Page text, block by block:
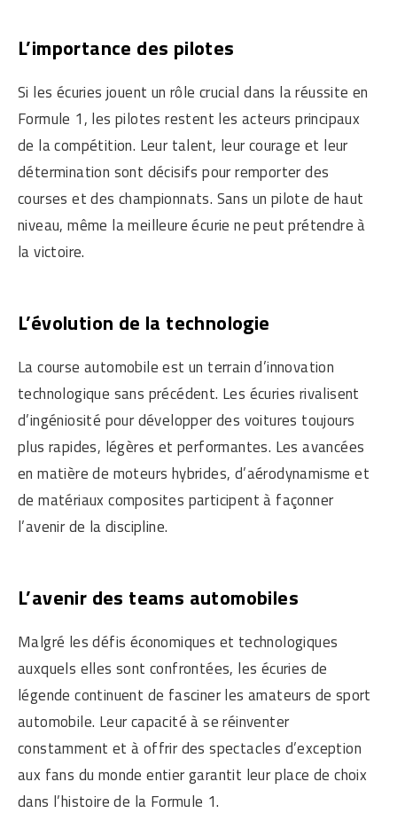
L’importance des pilotes
Si les écuries jouent un rôle crucial dans la réussite en
Formule 1, les pilotes restent les acteurs principaux
de la compétition. Leur talent, leur courage et leur
détermination sont décisifs pour remporter des
courses et des championnats. Sans un pilote de haut
niveau, même la meilleure écurie ne peut prétendre à
la victoire.
L’évolution de la technologie
La course automobile est un terrain d’innovation
technologique sans précédent. Les écuries rivalisent
d’ingéniosité pour développer des voitures toujours
plus rapides, légères et performantes. Les avancées
en matière de moteurs hybrides, d’aérodynamisme et
de matériaux composites participent à façonner
l’avenir de la discipline.
L’avenir des teams automobiles
Malgré les défis économiques et technologiques
auxquels elles sont confrontées, les écuries de
légende continuent de fasciner les amateurs de sport
automobile. Leur capacité à se réinventer
constamment et à offrir des spectacles d’exception
aux fans du monde entier garantit leur place de choix
dans l’histoire de la Formule 1.